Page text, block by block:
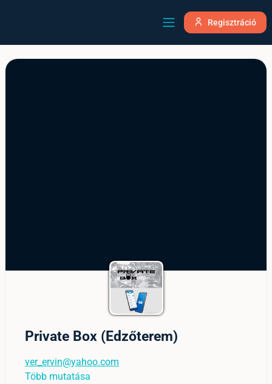
Regisztráció
Private Box (Edzőterem)
ver_ervin@yahoo.com
Több mutatása